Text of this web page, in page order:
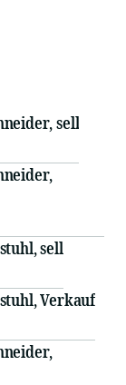
sell
sell
Verkauf